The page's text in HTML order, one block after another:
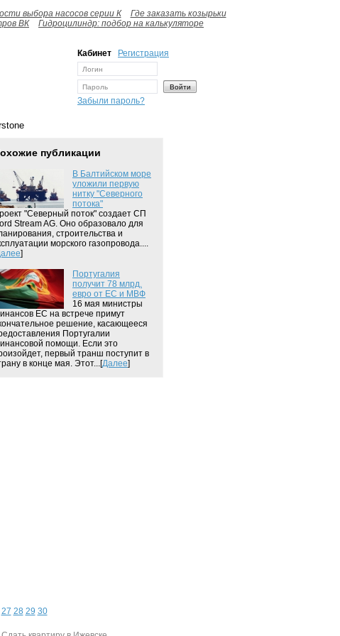
выбора насосов серии К
Где заказать козырьки
ВК
Гидроцилиндр: подбор на калькуляторе
Кабинет Регистрация
Забыли пароль?
публикации
В Балтийском море
уложили первую
нитку "Северного
потока"
"Северный поток" создает СП
Stream AG. Оно образовало для
строительства и
морского газопровода....
]
Португалия
получит 78 млрд.
евро от ЕС и МВФ
16 мая министры
ЕС на встрече примут
решение, касающееся
Португалии
помощи. Если это
первый транш поступит в
в конце мая. Этот...[Далее]
27 28 29 30